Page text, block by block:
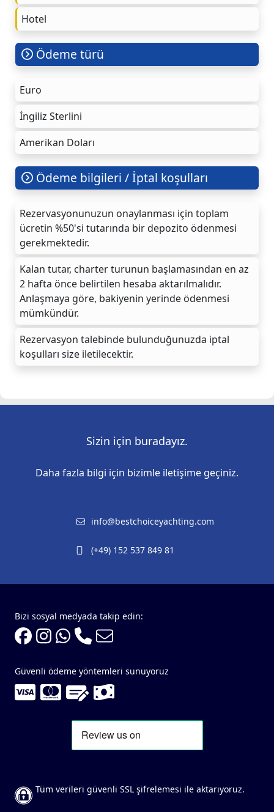
Hotel
Ödeme türü
Euro
İngiliz Sterlini
Amerikan Doları
Ödeme bilgileri / İptal koşulları
Rezervasyonunuzun onaylanması için toplam
ücretin %50'si tutarında bir depozito ödenmesi
gerekmektedir.
Kalan tutar, charter turunun başlamasından en az
2 hafta önce belirtilen hesaba aktarılmalıdır.
Anlaşmaya göre, bakiyenin yerinde ödenmesi
mümkündür.
Rezervasyon talebinde bulunduğunuzda iptal
koşulları size iletilecektir.
Sizin için buradayız.
Daha fazla bilgi için bizimle iletişime geçiniz.
info@bestchoiceyachting.com
(+49) 152 537 849 81
Bizi sosyal medyada takip edin:
Güvenli ödeme yöntemleri sunuyoruz
Tüm verileri güvenli SSL şifrelemesi ile aktarıyoruz.